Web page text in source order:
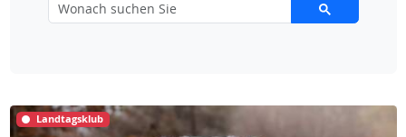
Landtagsklub